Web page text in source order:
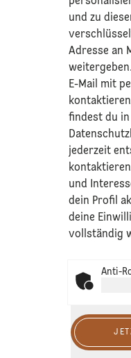
und zu
Adresse an
E-Mail mit
findest du
jederzeit
und
dein Profil
deine
vollständig
Anti-